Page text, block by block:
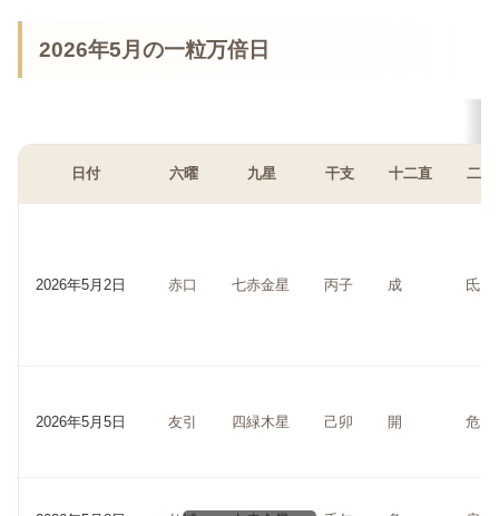
2026年5月の一粒万倍日
日付 六曜 九星 干支 十二直 二十
2026年5月2日 赤口 七赤金星 丙子 成 氐
2026年5月5日 友引 四緑木星 己卯 開 危